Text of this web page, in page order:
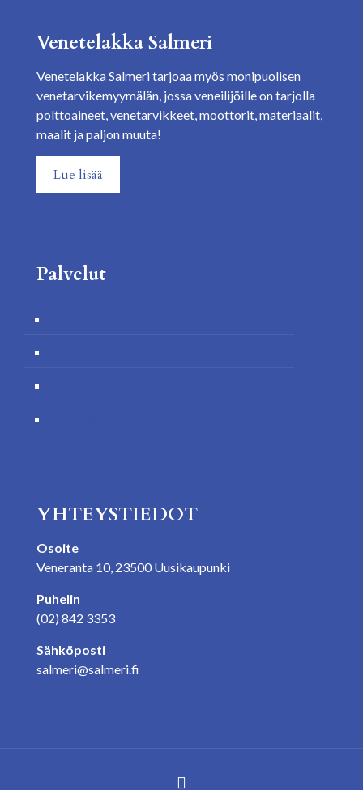
Venetelakka Salmeri
Venetelakka Salmeri tarjoaa myös monipuolisen
venetarvikemyymälän, jossa veneilijöille on tarjolla
polttoaineet, venetarvikkeet, moottorit, materiaalit,
maalit ja paljon muuta!
Lue lisää
Palvelut
YHTEYSTIEDOT
Osoite
Veneranta 10, 23500 Uusikaupunki
Puhelin
(02) 842 3353
Sähköposti
salmeri@salmeri.fi